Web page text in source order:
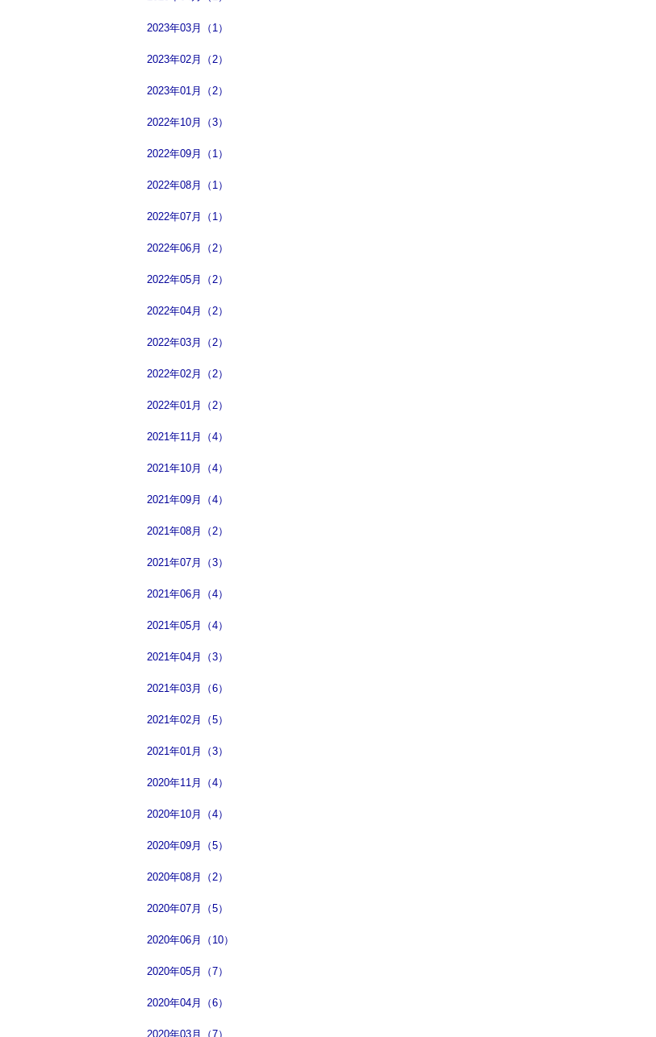
2023年03月（1）
2023年02月（2）
2023年01月（2）
2022年10月（3）
2022年09月（1）
2022年08月（1）
2022年07月（1）
2022年06月（2）
2022年05月（2）
2022年04月（2）
2022年03月（2）
2022年02月（2）
2022年01月（2）
2021年11月（4）
2021年10月（4）
2021年09月（4）
2021年08月（2）
2021年07月（3）
2021年06月（4）
2021年05月（4）
2021年04月（3）
2021年03月（6）
2021年02月（5）
2021年01月（3）
2020年11月（4）
2020年10月（4）
2020年09月（5）
2020年08月（2）
2020年07月（5）
2020年06月（10）
2020年05月（7）
2020年04月（6）
2020年03月（7）